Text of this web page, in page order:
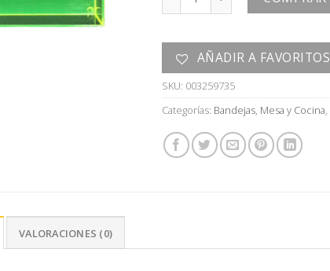
AÑADIR A FAVORITOS
SKU: 003259735
Categorías: Bandejas, Mesa y Cocina,
VALORACIONES (0)